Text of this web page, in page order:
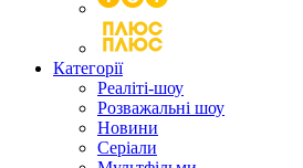
Категорії
Реаліті-шоу
Розважальні шоу
Новини
Серіали